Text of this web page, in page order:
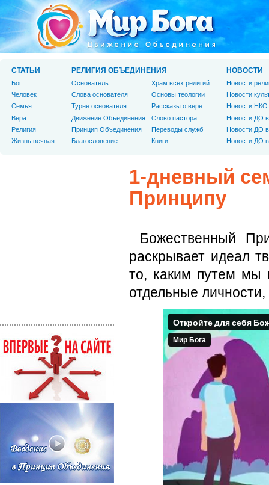
1-дневный
Принципу
Божественный
раскрывает идеал
то, каким путем мы
отдельные
СТАТЬИ
Бог
Человек
Cемья
Вера
Религия
Жизнь вечная
РЕЛИГИЯ ОБЪЕДИНЕНИЯ
Основатель
Слова основателя
Турне основателя
Движение Объединения
Принцип Объединения
Благословение
Храм всех религий
Основы теологии
Рассказы о вере
Слово пастора
Переводы служб
Книги
НОВОСТИ
Новости
Новости
Новости НКО
Новости ДО
Новости ДО
Новости ДО